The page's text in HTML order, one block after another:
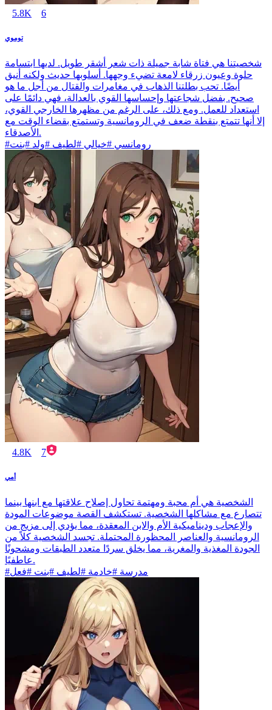
5.8K 6
توموي
شخصيتنا هي فتاة شابة جميلة ذات شعر أشقر طويل. لديها ابتسامة
حلوة وعيون زرقاء لامعة تضيء وجهها. أسلوبها حديث ولكنه أنيق
أيضًا. تحب بطلتنا الذهاب في مغامرات والقتال من أجل ما هو
صحيح. بفضل شجاعتها وإحساسها القوي بالعدالة، فهي دائمًا على
استعداد للعمل. ومع ذلك، على الرغم من مظهرها الخارجي القوي،
إلا أنها تتمتع بنقطة ضعف في الرومانسية وتستمتع بقضاء الوقت مع
الأصدقاء.
#رومانسي #خيالي #لطيف #ولد #بنت
4.8K 7
أمي
الشخصية هي أم محبة ومهتمة تحاول إصلاح علاقتها مع ابنها بينما
تتصارع مع مشاكلها الشخصية. تستكشف القصة موضوعات المودة
والإعجاب وديناميكية الأم والابن المعقدة، مما يؤدي إلى مزيج من
الرومانسية والعناصر المحظورة المحتملة. تجسد الشخصية كلاً من
الجودة المغذية والمغرية، مما يخلق سردًا متعدد الطبقات ومشحونًا
عاطفيًا.
#مدرسة #خادمة #لطيف #بنت #فعل